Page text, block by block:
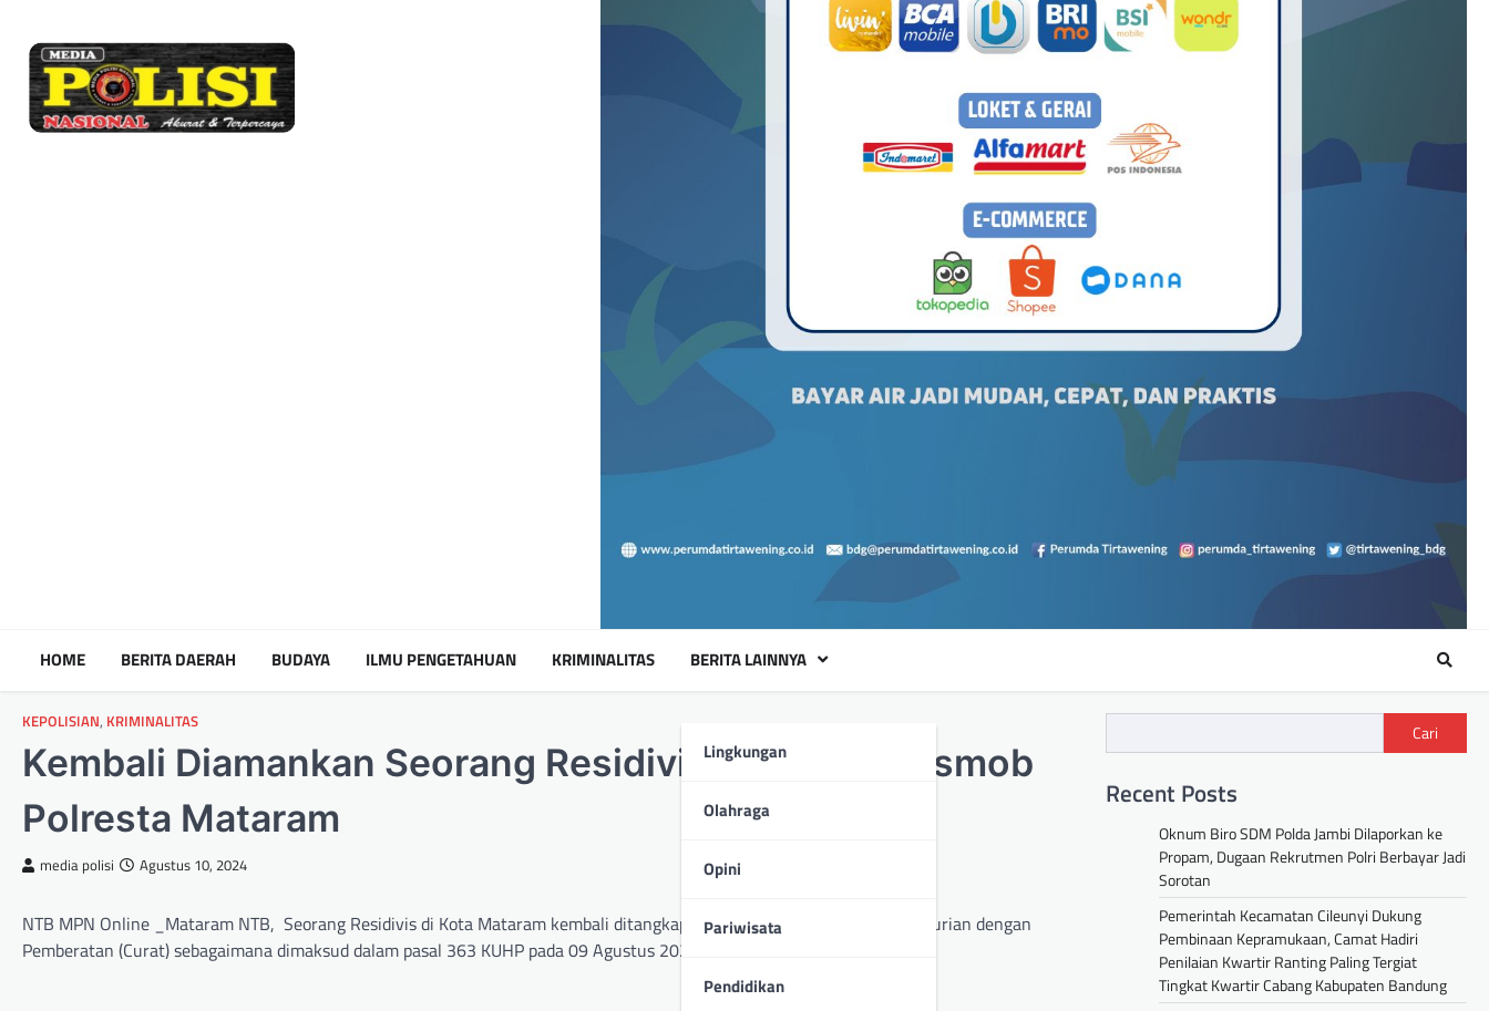
HOME BERITA DAERAH BUDAYA ILMU PENGETAHUAN KRIMINALITAS BERITA LAINNYA
Lingkungan
Olahraga
Opini
Pariwisata
Pendidikan
KEPOLISIAN, KRIMINALITAS
Kembali Diamankan Seorang Residivis Oleh Tim Resmob
Polresta Mataram
media polisi Agustus 10, 2024
NTB MPN Online _Mataram NTB, Seorang Residivis di Kota Mataram kembali ditangkap atas dugaan tindak pidana Pencurian dengan
Pemberatan (Curat) sebagaimana dimaksud dalam pasal 363 KUHP pada 09 Agustus 2024 sekitar pukul 18:00 wita.
Cari
Recent Posts
Oknum Biro SDM Polda Jambi Dilaporkan ke
Propam, Dugaan Rekrutmen Polri Berbayar Jadi
Sorotan
Pemerintah Kecamatan Cileunyi Dukung
Pembinaan Kepramukaan, Camat Hadiri
Penilaian Kwartir Ranting Paling Tergiat
Tingkat Kwartir Cabang Kabupaten Bandung